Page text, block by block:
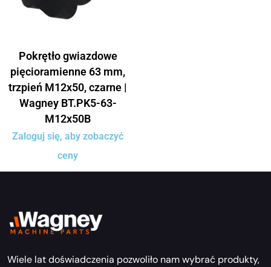
Pokrętło gwiazdowe
pięcioramienne 63 mm,
trzpień M12x50, czarne |
Wagney BT.PK5-63-
M12x50B
Zaloguj się, aby zobaczyć
ceny
Wiele lat doświadczenia pozwoliło nam wybrać produkty,